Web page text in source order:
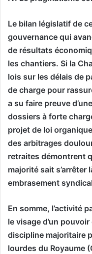
Le bilan législatif de
gouvernance qui
de résultats
les chantiers. Si la
lois sur les délais de
de charge pour
a su faire preuve
dossiers à forte
projet de loi
des arbitrages
retraites démontrent
majorité sait s’arrêter
embrasement
En somme, l’activité
le visage d’un
discipline majoritaire
lourdes du Royaume